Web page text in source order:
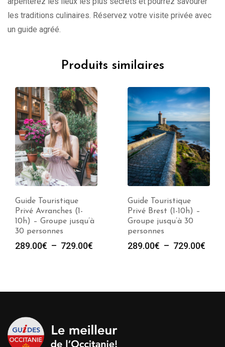
les traditions culinaires. Réservez votre visite privée avec
un guide agréé.
Produits similaires
Guide Touristique
Privé Avranches (1-
10h) – Groupe jusqu’à
30 personnes
289.00€ – 729.00€
à
Guide Touristique
Privé Brest (1-10h) –
Groupe jusqu’à 30
personnes
289.00€ – 729.00€
à